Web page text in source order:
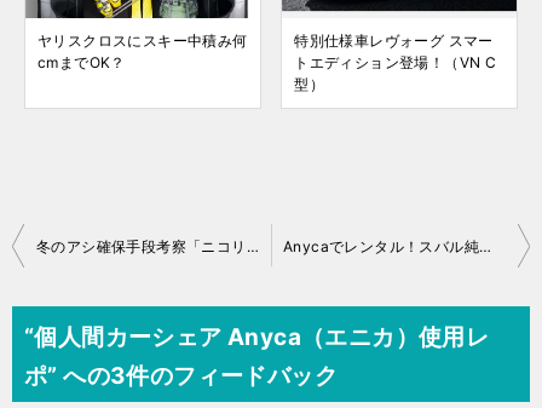
ヤリスクロスにスキー中積み何
cmまでOK？
特別仕様車レヴォーグ スマー
トエディション登場！（VN C
型）
投
ナ
ゲ
冬のアシ確保手段考察「ニコリース」は使えるか Anycaでレンタル！スバル純正の軽 R1 試乗レポート
“個人間カーシェア Anyca（エニカ）使用レ
ポ” への3件のフィードバック